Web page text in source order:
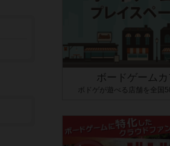
ボードゲーム
ボドゲが遊べる店舗を全国